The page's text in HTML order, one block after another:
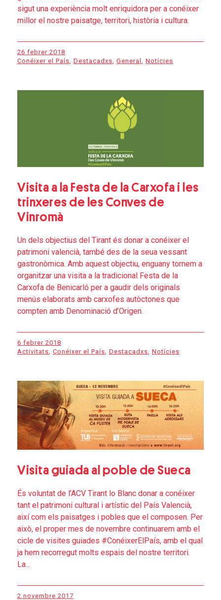
sigut una experiència molt enriquidora per a conéixer
millor el nostre paisatge, territori, història i cultura.
26 febrer 2018
Conéixer el País, Destacadxs, General , Notícies
Visita a la Festa de la Carxofa i les
trinxeres de les Conves de
Vinromà
Un dels objectius del Tirant és donar a conéixer el
patrimoni valencià, també des de la seua vessant
gastronòmica. Amb aquest objectiu, enguany tornem a
organitzar una visita a la tradicional Festa de la
Carxofa de Benicarló per a gaudir dels originals
menús elaborats amb carxofes autòctones que
compten amb Denominació d’Origen.
6 febrer 2018
Activitats, Conéixer el País, Destacadxs, Notícies
Visita guiada al poble de Sueca
És voluntat de l’ACV Tirant lo Blanc donar a conéixer
tant el patrimoni cultural i artístic del País Valencià,
així com els paisatges i pobles que el composen. Per
això, el proper mes de novembre continuarem amb el
cicle de visites guiades #ConéixerElPaís, amb el qual
ja hem recorregut molts espais del nostre territori.
La...
2 novembre 2017